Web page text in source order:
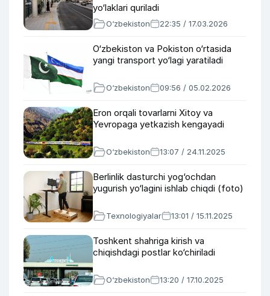
yo‘laklari quriladi
O‘zbekiston 22:35 / 17.03.2026
O‘zbekiston va Pokiston o‘rtasida
yangi transport yo‘lagi yaratiladi
O‘zbekiston 09:56 / 05.02.2026
Eron orqali tovarlarni Xitoy va
Yevropaga yetkazish kengayadi
O‘zbekiston 13:07 / 24.11.2025
Berlinlik dasturchi yog‘ochdan
yugurish yo‘lagini ishlab chiqdi (foto)
Texnologiyalar 13:01 / 15.11.2025
Toshkent shahriga kirish va
chiqishdagi postlar ko‘chiriladi
O‘zbekiston 13:20 / 17.10.2025